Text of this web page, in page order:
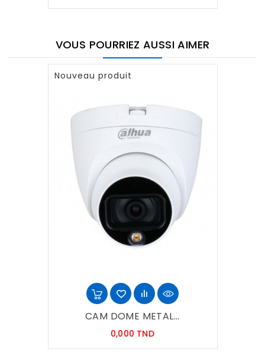
VOUS POURRIEZ AUSSI AIMER
Nouveau produit
CAM DOME METAL...
0,000 TNDPrix